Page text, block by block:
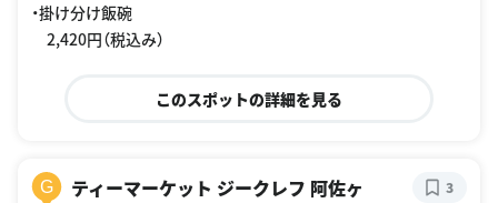
・掛け分け飯碗
2,420円（税込み）
このスポットの詳細を見る
G
ティーマーケット ジークレフ 阿佐ヶ
3